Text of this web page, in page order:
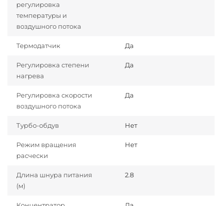
регулировка
температуры и
воздушного потока
Термодатчик Да
Регулировка степени
нагрева
Да
Регулировка скорости
воздушного потока
Да
Турбо-обдув Нет
Режим вращения
расчески
Нет
Длина шнура питания
(м)
2.8